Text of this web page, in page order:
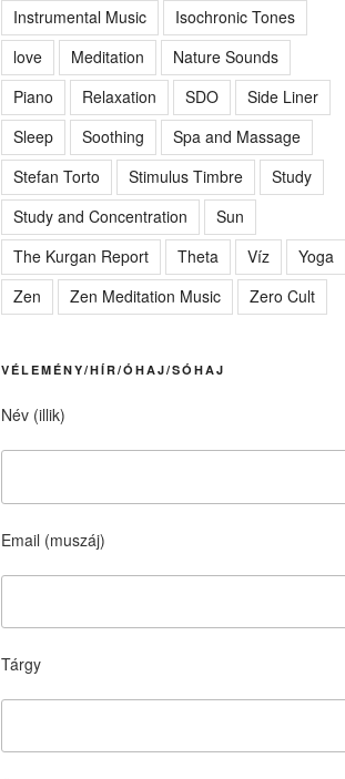
Instrumental Music
Isochronic Tones
love
Meditation
Nature Sounds
Piano
Relaxation SDO
Side Liner
Sleep
Soothing
Spa and Massage
Stefan Torto
Stimulus Timbre
Study
Study and Concentration
Sun
The Kurgan Report
Theta Víz
Yoga
Zen
Zen Meditation Music Zero Cult
VÉLEMÉNY/HÍR/ÓHAJ/SÓHAJ
Név (illik)
Email (muszáj)
Tárgy